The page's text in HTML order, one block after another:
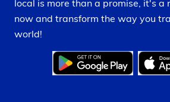
Trankipanajo no se responsabiliza
aeropuertos o cambios realizados
siendo esta última la responsable
eventualidades.
local is more than a promise, it's a
now and transform the way you
world!